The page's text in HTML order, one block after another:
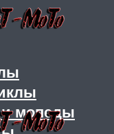
мопеды